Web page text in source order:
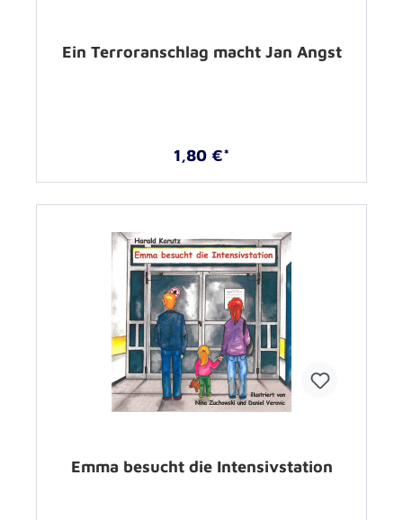
Ein Terroranschlag macht Jan Angst
1,80 €*
Emma besucht die Intensivstation